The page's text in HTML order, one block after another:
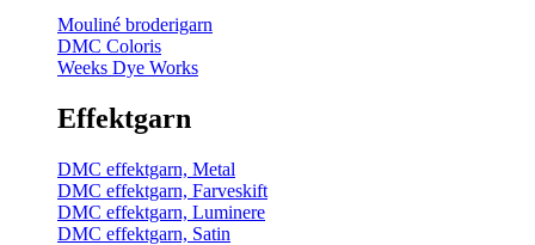
Mouliné broderigarn
DMC Coloris
Weeks Dye Works
Effektgarn
DMC effektgarn, Metal
DMC effektgarn, Farveskift
DMC effektgarn, Luminere
DMC effektgarn, Satin